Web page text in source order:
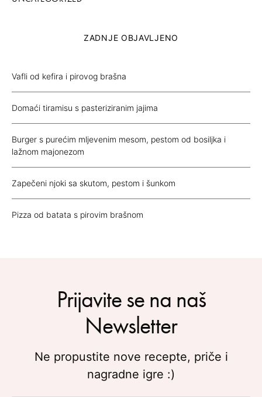
ZADNJE OBJAVLJENO
Vafli od kefira i pirovog brašna
Domaći tiramisu s pasteriziranim jajima
Burger s purećim mljevenim mesom, pestom od bosiljka i
lažnom majonezom
Zapečeni njoki sa skutom, pestom i šunkom
Pizza od batata s pirovim brašnom
Prijavite se na naš
Newsletter
Ne propustite nove recepte, priče i
nagradne igre :)